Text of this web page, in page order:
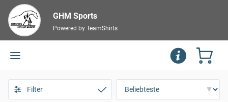
GHM Sports
Powered by TeamShirts
Filter